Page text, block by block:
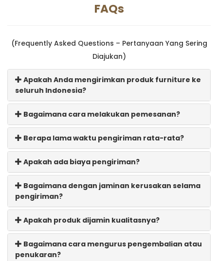
FAQs
(Frequently Asked Questions – Pertanyaan Yang Sering
Diajukan)
Apakah Anda mengirimkan produk furniture ke
seluruh Indonesia?
Bagaimana cara melakukan pemesanan?
Berapa lama waktu pengiriman rata-rata?
Apakah ada biaya pengiriman?
Bagaimana dengan jaminan kerusakan selama
pengiriman?
Apakah produk dijamin kualitasnya?
Bagaimana cara mengurus pengembalian atau
penukaran?